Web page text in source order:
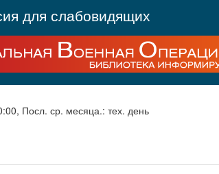
для слабовидящих
Посл. ср. месяца.: тех. день